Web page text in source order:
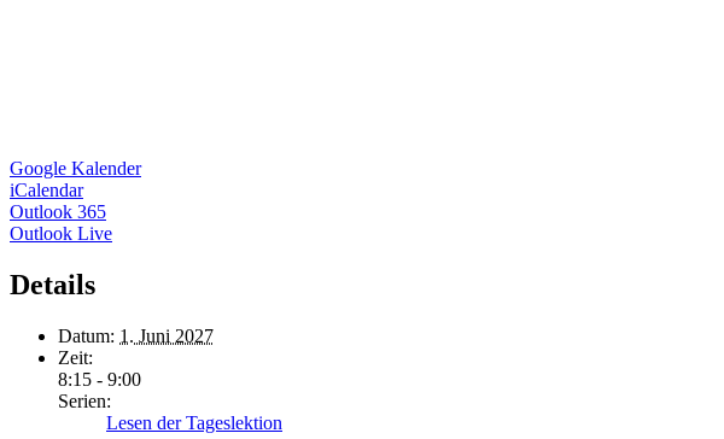
Google Kalender
iCalendar
Outlook 365
Outlook Live
Details
Datum: 1. Juni 2027
Zeit:
8:15 - 9:00
Serien:
Lesen der Tageslektion